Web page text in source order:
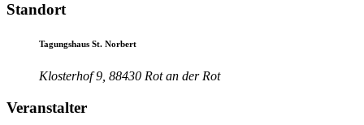
Standort
Tagungshaus St. Norbert
Klosterhof 9, 88430 Rot an der Rot
Veranstalter